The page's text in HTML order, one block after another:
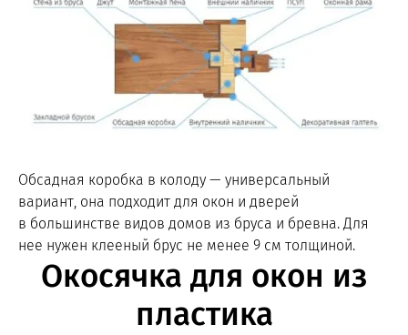
Обсадная коробка в колоду — универсальный
вариант, она подходит для окон и дверей
в большинстве видов домов из бруса и бревна. Для
нее нужен клееный брус не менее 9 см толщиной.
Окосячка для окон из
пластика